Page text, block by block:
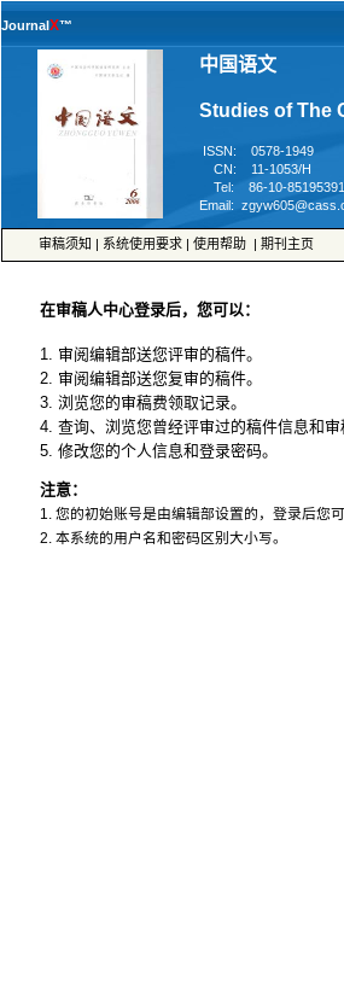
™
ISSN: 0578-1949
CN: 11-1053/H
Tel: 86-10-85195391
| | |
5. 修改您的个人信息和登录密码。